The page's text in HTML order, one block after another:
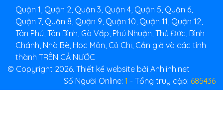
Quận 1, Quận 2, Quận 3, Quận 4, Quận 5, Quận 6,
Quận 7, Quận 8, Quận 9, Quận 10, Quận 11, Quận 12,
Tân Phú, Tân Bình, Gò Vấp, Phú Nhuận, Thủ Đức, Bình
Chánh, Nhà Bè, Hoc Môn, Củ Chi, Cần giờ và các tỉnh
thành TRÊN CẢ NƯỚC
© Copyright 2026. Thiết kế website bởi Anhlinh.net
Số Người Online: 1 - Tổng truy cập: 685436